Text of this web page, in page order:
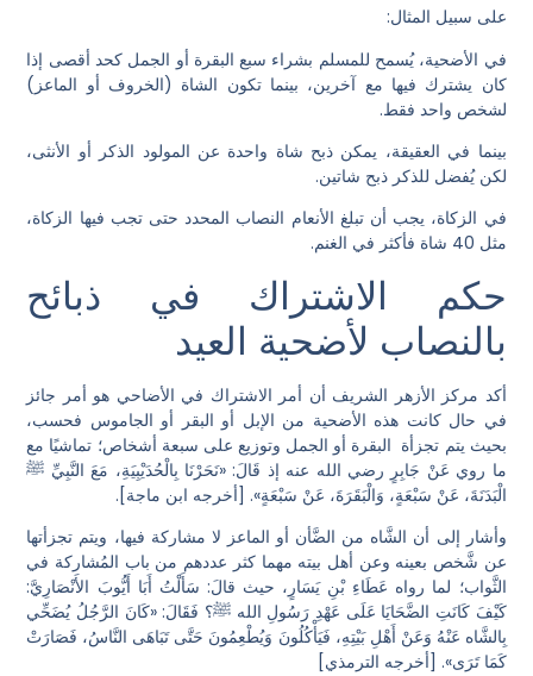
على سبيل المثال:
في الأضحية، يُسمح للمسلم بشراء سبع البقرة أو الجمل كحد أقصى إذا
كان يشترك فيها مع آخرين، بينما تكون الشاة (الخروف أو الماعز)
لشخص واحد فقط.
بينما في العقيقة، يمكن ذبح شاة واحدة عن المولود الذكر أو الأنثى،
لكن يُفضل للذكر ذبح شاتين.
في الزكاة، يجب أن تبلغ الأنعام النصاب المحدد حتى تجب فيها الزكاة،
مثل 40 شاة فأكثر في الغنم.
حكم الاشتراك في ذبائح
بالنصاب لأضحية العيد
أكد مركز الأزهر الشريف أن أمر الاشتراك في الأضاحي هو أمر جائز
في حال كانت هذه الأضحية من الإبل أو البقر أو الجاموس فحسب،
بحيث يتم تجزأة البقرة أو الجمل وتوزيع على سبعة أشخاص؛ تماشيًا مع
ما روي عَنْ جَابِرٍ رضي الله عنه إذ قَالَ: «نَحَرْنَا بِالْحُدَيْبِيَةِ، مَعَ النَّبِيِّ ﷺ
الْبَدَنَةَ، عَنْ سَبْعَةٍ، وَالْبَقَرَةَ، عَنْ سَبْعَةٍ». [أخرجه ابن ماجة].
وأشار إلى أن الشَّاه من الضَّأن أو الماعز لا مشاركة فيها، ويتم تجزأتها
عن شَّخص بعينه وعن أهل بيته مهما كثر عددهم من باب المُشاركة في
الثَّواب؛ لما رواه عَطَاءِ بْنِ يَسَارٍ، حيث قالَ: سَأَلْتُ أَبَا أَيُّوبَ الأَنْصَارِيَّ:
كَيْفَ كَانَتِ الضَّحَايَا عَلَى عَهْدِ رَسُولِ الله ﷺ؟ فَقَالَ: «كَانَ الرَّجُلُ يُضَحِّي
بِالشَّاه عَنْهُ وَعَنْ أَهْلِ بَيْتِهِ، فَيَأْكُلُونَ وَيُطْعِمُونَ حَتَّى تَبَاهَى النَّاسُ، فَصَارَتْ
كَمَا تَرَى». [أخرجه الترمذي]